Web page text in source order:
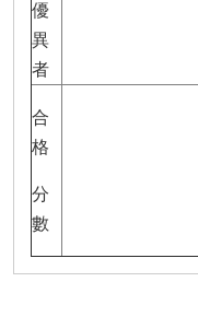
優
異
者
合
格
分
數